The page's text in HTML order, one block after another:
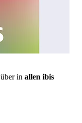
über in allen ibis